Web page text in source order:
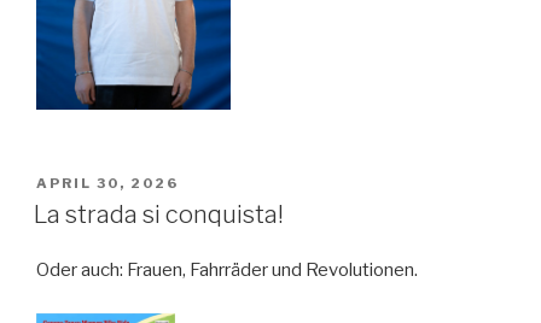
VERÖFFENTLICHT
AM
APRIL 30, 2026
La strada si conquista!
Oder auch: Frauen, Fahrräder und Revolutionen.